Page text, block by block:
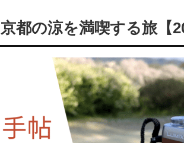
都の涼を満喫する旅【